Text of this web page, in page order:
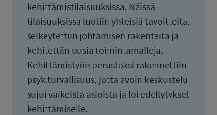
kehittämistilaisuuksissa. Näissä
tilaisuuksissa luotiin yhteisiä tavoitteita,
selkeytettiin johtamisen rakenteita ja
kehitettiin uusia toimintamalleja.
Kehittämistyön perustaksi rakennettiin
psyk.turvallisuus, jotta avoin keskustelu
sujui vaikeista asioista ja loi edellytykset
kehittämiselle.